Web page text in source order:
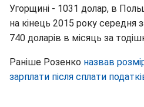
Угорщині - 1031 долар, в
на кінець 2015 року середня
740 доларів в місяць за
Раніше Розенко назвав
зарплати після сплати